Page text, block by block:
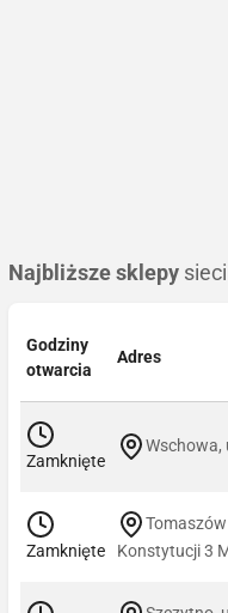
Najbliższe sklepy
Godziny
otwarcia
Adres
Zamknięte
Wschowa,
Zamknięte
Konstytucji 3